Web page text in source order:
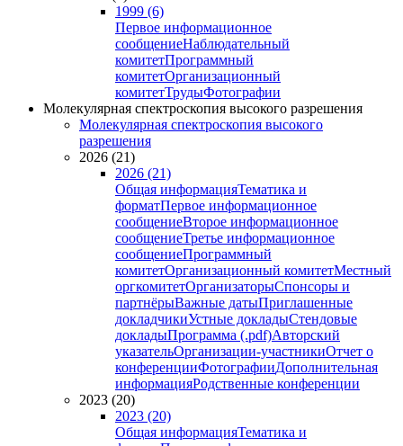
1999 (6)
Первое информационное
сообщениеНаблюдательный
комитетПрограммный
комитетОрганизационный
комитетТрудыФотографии
Молекулярная спектроскопия высокого разрешения
Молекулярная спектроскопия высокого
разрешения
2026 (21)
2026 (21)
Общая информацияТематика и
форматПервое информационное
сообщениеВторое информационное
сообщениеТретье информационное
сообщениеПрограммный
комитетОрганизационный комитетМестный
оргкомитетОрганизаторыСпонсоры и
партнёрыВажные датыПриглашенные
докладчикиУстные докладыСтендовые
докладыПрограмма (.pdf)Авторский
указательОрганизации-участникиОтчет о
конференцииФотографииДополнительная
информацияРодственные конференции
2023 (20)
2023 (20)
Общая информацияТематика и